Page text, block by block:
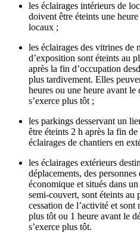
les éclairages intérieurs de
doivent être éteints une
locaux ;
les éclairages des vitrines de
d’exposition sont éteints au
après la fin d’occupation
plus tardivement. Elles
heures ou une heure avant
s’exerce plus tôt ;
les parkings desservant un
être éteints 2 h après la fin
éclairages de chantiers en
les éclairages extérieurs
déplacements, des
économique et situés dans
semi-couvert, sont éteints au
cessation de l’activité et
plus tôt ou 1 heure avant le
s’exerce plus tôt.